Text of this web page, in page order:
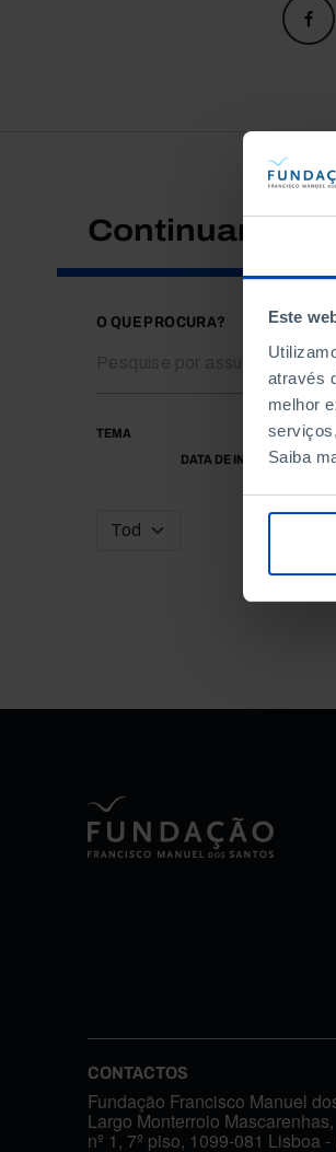
Este
através
melhor
Saiba
Continuar a
O QUE PROCURA?
TEMA
DATA DE INÍCIO
CONTACTOS
Fundação Francisco Manuel
Largo Monterroio Mascarenhas,
nº 1, 7º piso, 1099-081 Lisboa